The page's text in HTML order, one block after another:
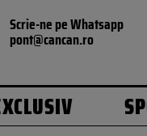
Scrie-ne pe Whatsapp
pont@cancan.ro